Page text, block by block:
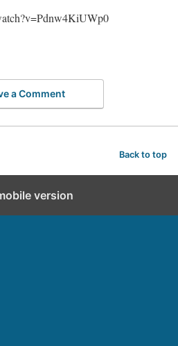
a Comment
Back to top
version